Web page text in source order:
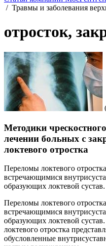
/ Травмы и заболевания
отросток,
Методики
лечении больных с
локтевого отростка
Переломы локтевого
встречающимися
образующих локтевой сустав.
Переломы локтевого
встречающимися
образующих локтевой
локтевого отростка
обусловленные